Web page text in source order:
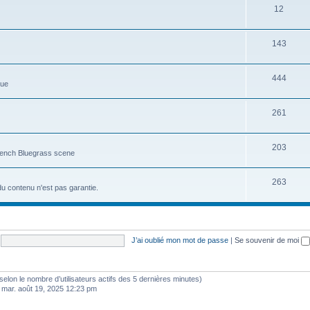
12
143
444
261
Bluegrass scene
203
contenu n'est pas garantie.
263
J’ai oublié mon mot de passe | Se souvenir de moi
le nombre d’utilisateurs actifs des 5 dernières minutes)
août 19, 2025 12:23 pm